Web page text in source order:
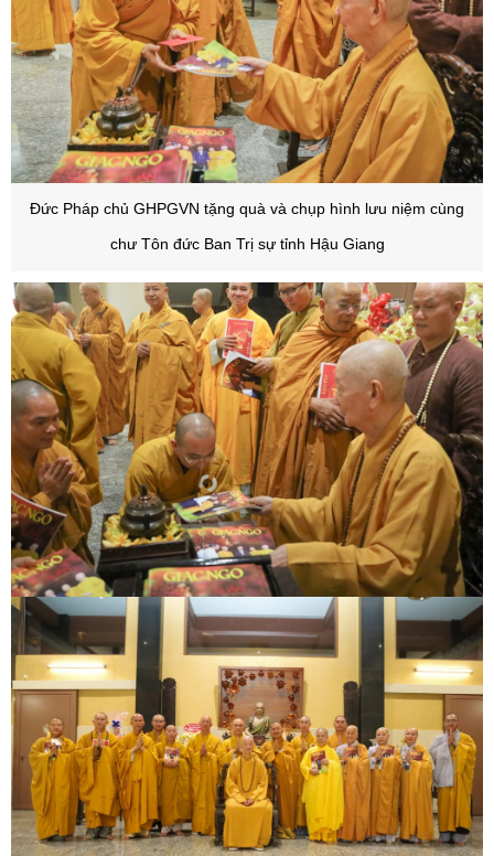
Đức Pháp chủ GHPGVN tặng quà và chụp hình lưu niệm cùng
chư Tôn đức Ban Trị sự tỉnh Hậu Giang